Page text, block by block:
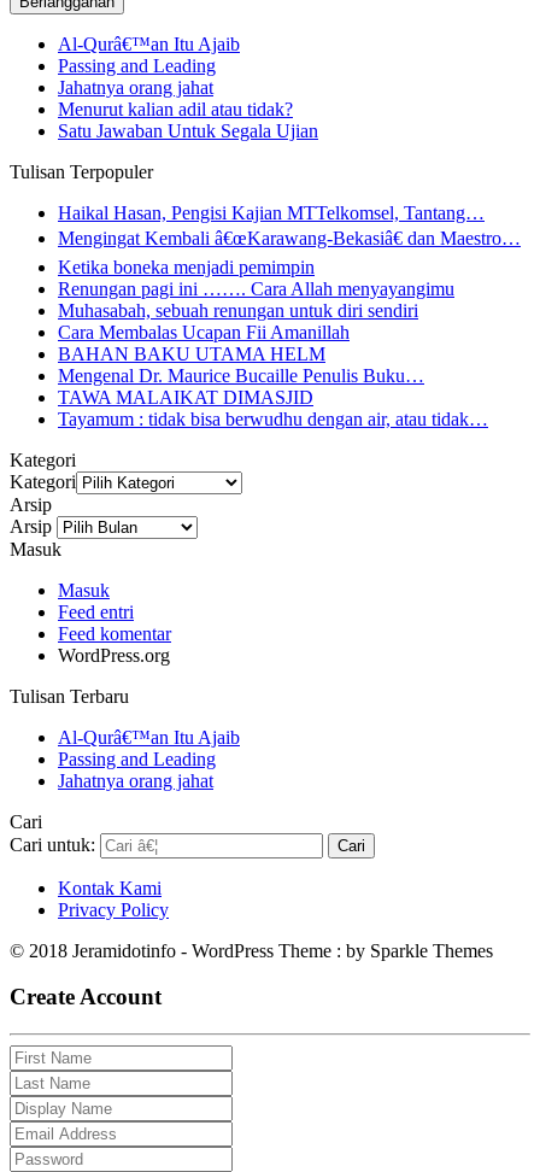
Al-Qurâ€™an Itu Ajaib
Passing and Leading
Jahatnya orang jahat
Menurut kalian adil atau tidak?
Satu Jawaban Untuk Segala Ujian
Tulisan Terpopuler
Haikal Hasan, Pengisi Kajian MTTelkomsel, Tantang…
Mengingat Kembali â€œKarawang-Bekasiâ€ dan Maestro…
Ketika boneka menjadi pemimpin
Renungan pagi ini ……. Cara Allah menyayangimu
Muhasabah, sebuah renungan untuk diri sendiri
Cara Membalas Ucapan Fii Amanillah
BAHAN BAKU UTAMA HELM
Mengenal Dr. Maurice Bucaille Penulis Buku…
TAWA MALAIKAT DIMASJID
Tayamum : tidak bisa berwudhu dengan air, atau tidak…
Kategori
Kategori
Arsip
Arsip
Masuk
Masuk
Feed entri
Feed komentar
WordPress.org
Tulisan Terbaru
Al-Qurâ€™an Itu Ajaib
Passing and Leading
Jahatnya orang jahat
Cari
Cari untuk:
Kontak Kami
Privacy Policy
© 2018 Jeramidotinfo - WordPress Theme : by Sparkle Themes
Create Account